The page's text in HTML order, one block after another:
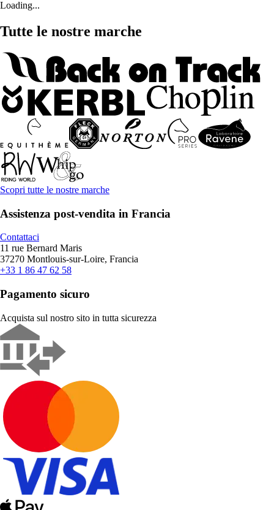
Loading...
Tutte le nostre marche
Scopri tutte le nostre marche
Assistenza post-vendita in Francia
Contattaci
11 rue Bernard Maris
37270 Montlouis-sur-Loire, Francia
+33 1 86 47 62 58
Pagamento sicuro
Acquista sul nostro sito in tutta sicurezza